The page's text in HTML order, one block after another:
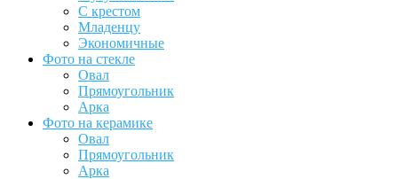
С крестом
Младенцу
Экономичные
Фото на стекле
Овал
Прямоугольник
Арка
Фото на керамике
Овал
Прямоугольник
Арка